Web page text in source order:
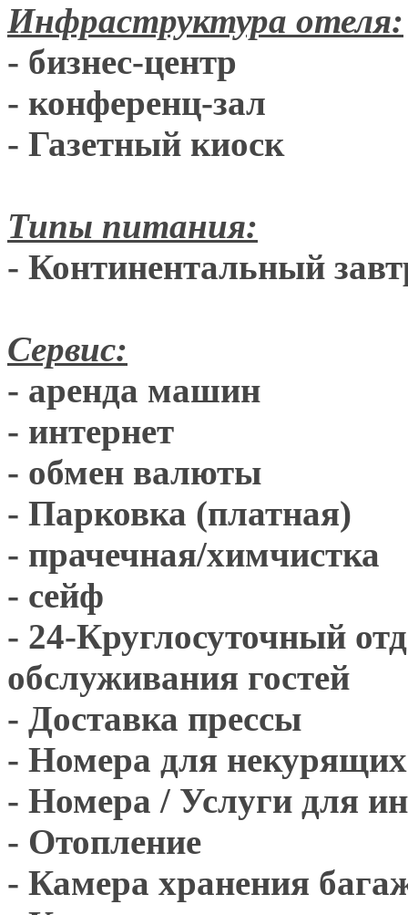
Инфраструктура отеля:
- бизнес-центр
- конференц-зал
- Газетный киоск
Типы питания:
- Континентальный
Сервис:
- аренда машин
- интернет
- обмен валюты
- Парковка (платная)
- прачечная/химчистка
- сейф
- 24-Круглосуточный
обслуживания гостей
- Доставка прессы
- Номера для некурящих
- Номера / Услуги для
- Отопление
- Камера хранения